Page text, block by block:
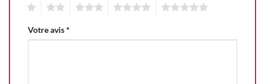
Votre avis*